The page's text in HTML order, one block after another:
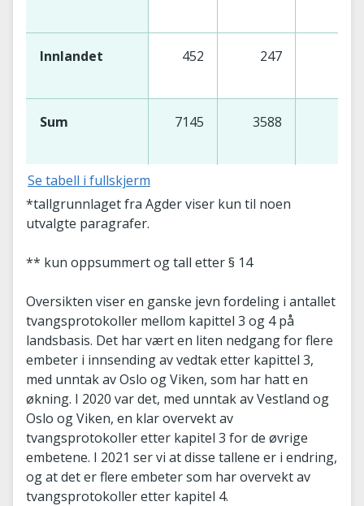
Innlandet 452 247
Sum 7145 3588
Se tabell i fullskjerm
*tallgrunnlaget fra Agder viser kun til noen
utvalgte paragrafer.
** kun oppsummert og tall etter § 14
Oversikten viser en ganske jevn fordeling i antallet
tvangsprotokoller mellom kapittel 3 og 4 på
landsbasis. Det har vært en liten nedgang for flere
embeter i innsending av vedtak etter kapittel 3,
med unntak av Oslo og Viken, som har hatt en
økning. I 2020 var det, med unntak av Vestland og
Oslo og Viken, en klar overvekt av
tvangsprotokoller etter kapitel 3 for de øvrige
embetene. I 2021 ser vi at disse tallene er i endring,
og at det er flere embeter som har overvekt av
tvangsprotokoller etter kapitel 4.